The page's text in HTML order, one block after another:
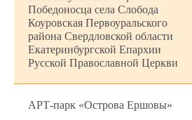
Победоносца села Слобода
Коуровская Первоуральского
района Свердловской области
Екатеринбургской Епархии
Русской Православной Церкви
АРТ-парк «Острова Ершовы»